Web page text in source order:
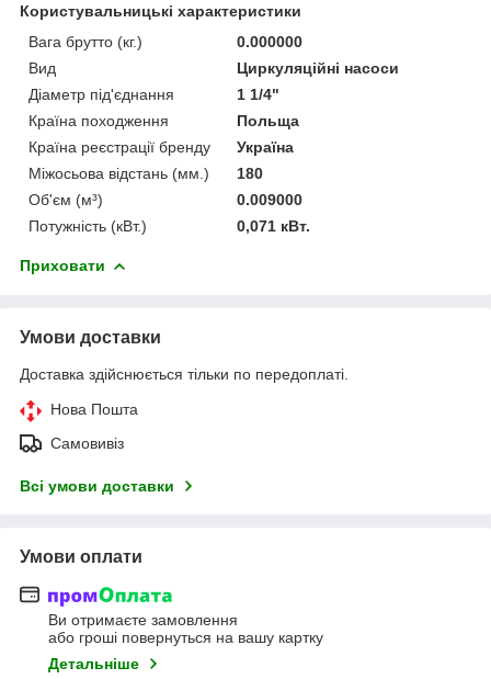
Користувальницькі характеристики
Вага брутто (кг.)
0.000000
Вид
Циркуляційні насоси
Діаметр під'єднання
1 1/4"
Країна походження
Польща
Країна реєстрації бренду
Україна
Міжосьова відстань (мм.)
180
Об'єм (м³)
0.009000
Потужність (кВт.)
0,071 кВт.
Приховати
Умови доставки
Доставка здійснюється тільки по передоплаті.
Нова Пошта
Самовивіз
Всі умови доставки
Умови оплати
Ви отримаєте замовлення
або гроші повернуться на вашу картку
Детальніше